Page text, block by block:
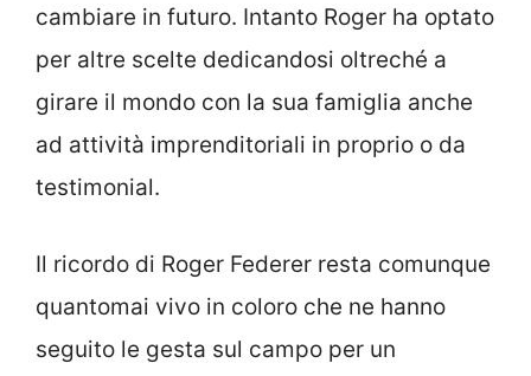
cambiare in futuro. Intanto Roger ha optato
per altre scelte dedicandosi oltreché a
girare il mondo con la sua famiglia anche
ad attività imprenditoriali in proprio o da
testimonial.
Il ricordo di Roger Federer resta comunque
quantomai vivo in coloro che ne hanno
seguito le gesta sul campo per un